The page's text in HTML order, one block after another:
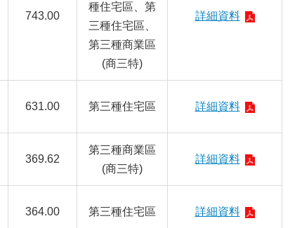
743.00
種住宅區、第
三種住宅區、
第三種商業區
(商三特)
詳細資料
631.00 第三種住宅區 詳細資料
369.62
第三種商業區
(商三特)
詳細資料
364.00 第三種住宅區 詳細資料